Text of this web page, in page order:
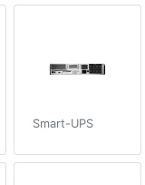
Smart-UPS